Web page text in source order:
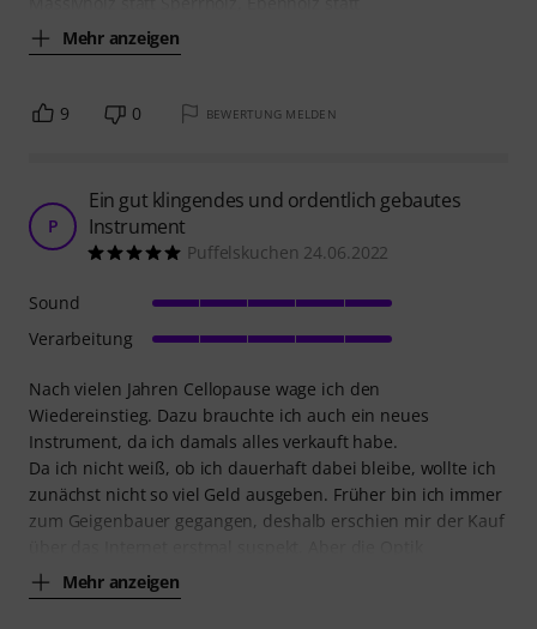
Mehr anzeigen
9 0 BEWERTUNG MELDEN
P
Ein gut klingendes und ordentlich gebautes
Instrument
Puffelskuchen 24.06.2022
Nach vielen Jahren Cellopause wage ich den
Wiedereinstieg. Dazu brauchte ich auch ein neues
Instrument, da ich damals alles verkauft habe.
Da ich nicht weiß, ob ich dauerhaft dabei bleibe, wollte ich
zunächst nicht so viel Geld ausgeben. Früher bin ich immer
zum Geigenbauer gegangen, deshalb erschien mir der Kauf
Mehr anzeigen
Sound
Verarbeitung